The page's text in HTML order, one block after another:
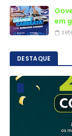
em
DESTAQUE